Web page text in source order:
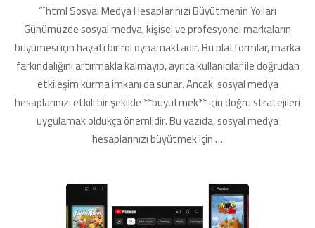
Hesaplarınızı
Hızla
Büyütün!
için
“`html Sosyal Medya Hesaplarınızı Büyütmenin Yolları
Günümüzde sosyal medya, kişisel ve profesyonel markaların
büyümesi için hayati bir rol oynamaktadır. Bu platformlar, marka
farkındalığını artırmakla kalmayıp, ayrıca kullanıcılar ile doğrudan
etkileşim kurma imkanı da sunar. Ancak, sosyal medya
hesaplarınızı etkili bir şekilde **büyütmek** için doğru stratejileri
uygulamak oldukça önemlidir. Bu yazıda, sosyal medya
hesaplarınızı büyütmek için …